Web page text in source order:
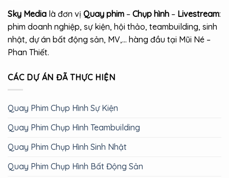
Sky Media là đơn vị Quay phim – Chụp hình – Livestream:
phim doanh nghiệp, sự kiện, hội thảo, teambuilding, sinh
nhật, dự án bất động sản, MV,… hàng đầu tại Mũi Né –
Phan Thiết.
CÁC DỰ ÁN ĐÃ THỰC HIỆN
Quay Phim Chụp Hình Sự Kiện
Quay Phim Chụp Hình Teambuilding
Quay Phim Chụp Hình Sinh Nhật
Quay Phim Chụp Hình Bất Động Sản